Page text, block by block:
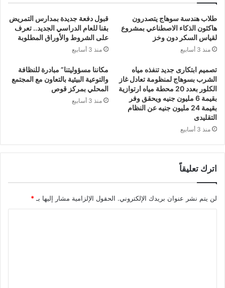
طلاب هندسة سوهاج يتصدرون
هاكثون الذكاء الاصطناعي بمشروع
لقياس السكر دون وخز
منذ 3 أسابيع
قبول دفعة جديدة بمدارس التمريض
بقنا للعام الدراسي الجديد.. تعرف
على الشروط والأوراق المطلوبة
منذ 3 أسابيع
تصميم ابتكارى جديد تنفذه مياه
الشرب بسوهاج لمنظومة تعادل غاز
الكلور بعدد 20 محطة مياه ارتوازية
بقيمة 6 مليون جنيه ويحقق وفر
بقيمة 24 مليون جنيه عن النظام
التقليدى
منذ 3 أسابيع
مكاننا مسؤوليتنا” مبادرة للنظافة
والتوعية البيئية بالتعاون مع المجتمع
المحلي بمركز قوص
منذ 3 أسابيع
اترك تعليقاً
لن يتم نشر عنوان بريدك الإلكتروني. الحقول الإلزامية مشار إليها بـ *